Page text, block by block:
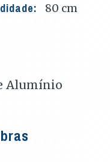
80 cm
Alumínio